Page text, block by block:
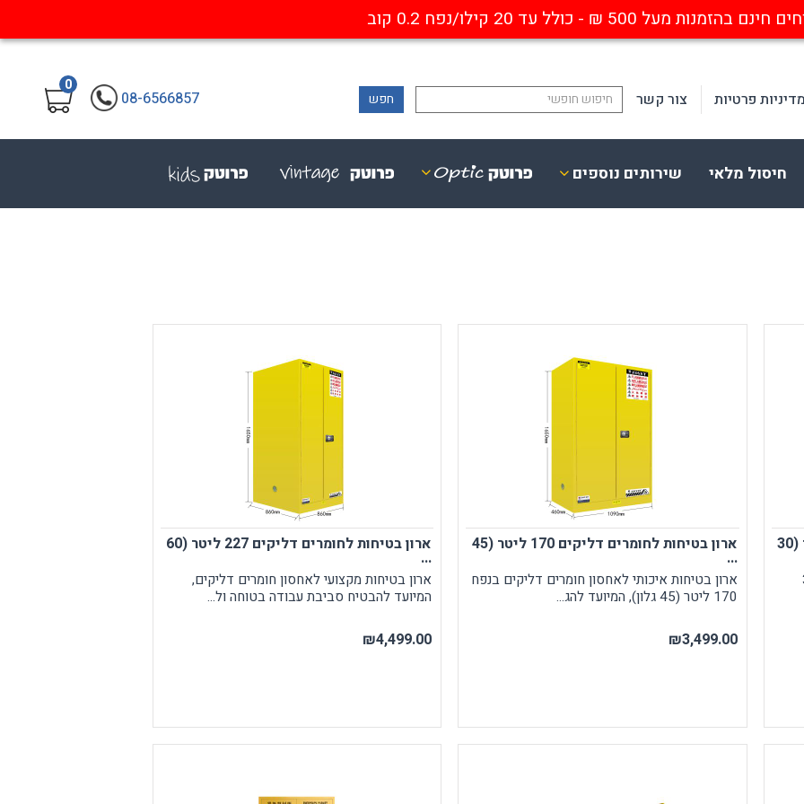
בהזמנות מעל 500 ₪ - כולל עד 20 קילו/נפח 0.2 קוב
מדיניות פרטיות צור קשר חפש
0
08-6566857
אבטחה ותעשייה
פנסים לנשק
שמנים ונוזלים שונים
וחיטוי בחירום
ארונות אחסון
אביזרים נלווים
שפורפרות זוהרות
ציוד רפואי / עזרה ראשונה
אזהרה וסימון
קונוסים ותחימה
האטה בטיחותית
חיסול מלאי שירותים נוספים
ארון בטיחות לחומרים דליקים 114 ליטר (30
(30
ארון בטיחות לחומרים דליקים 170 ליטר (45
...
ארון בטיחות איכותי לאחסון חומרים דליקים בנפח
170 ליטר (45 גלון), המיועד להג...
₪3,499.00
ארון בטיחות לחומרים דליקים 227 ליטר (60
...
ארון בטיחות מקצועי לאחסון חומרים דליקים,
המיועד להבטיח סביבת עבודה בטוחה ול...
₪4,499.00